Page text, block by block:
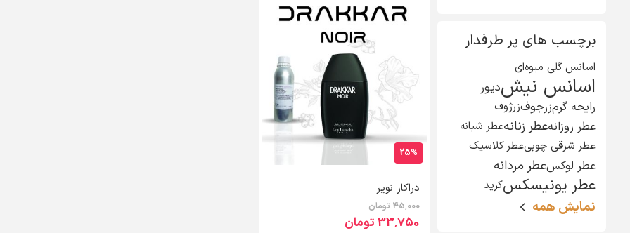
برچسب های پر طرفدار
اسانس گلی میوه‌ای
اسانس نیشدیور
رایحه گرمزرجوفزرژوف
عطر روزانهعطر زنانهعطر شبانه
عطر شرقی چوبیعطر کلاسیک
عطر لوکسعطر مردانه
عطر یونیسکسکرید
نمایش همه
25%
دراکار نویر
45٬000 تومان
33٬750 تومان